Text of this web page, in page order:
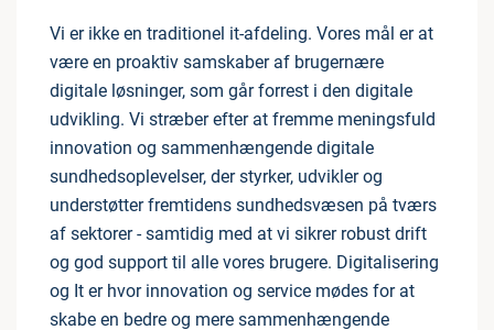
Vi er ikke en traditionel it-afdeling. Vores mål er at
være en proaktiv samskaber af brugernære
digitale løsninger, som går forrest i den digitale
udvikling. Vi stræber efter at fremme meningsfuld
innovation og sammenhængende digitale
sundhedsoplevelser, der styrker, udvikler og
understøtter fremtidens sundhedsvæsen på tværs
af sektorer - samtidig med at vi sikrer robust drift
og god support til alle vores brugere. Digitalisering
og It er hvor innovation og service mødes for at
skabe en bedre og mere sammenhængende